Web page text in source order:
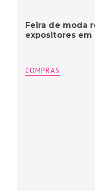
Feira de moda
expositores em
COMPRAS